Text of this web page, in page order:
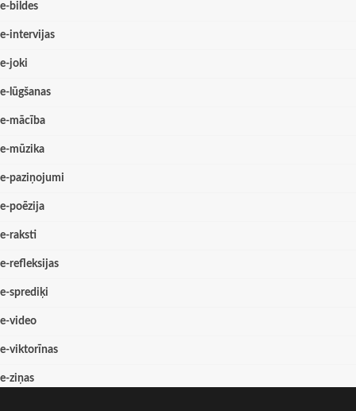
e-bildes
e-intervijas
e-joki
e-lūgšanas
e-mācība
e-mūzika
e-paziņojumi
e-poēzija
e-raksti
e-refleksijas
e-sprediķi
e-video
e-viktorīnas
e-ziņas